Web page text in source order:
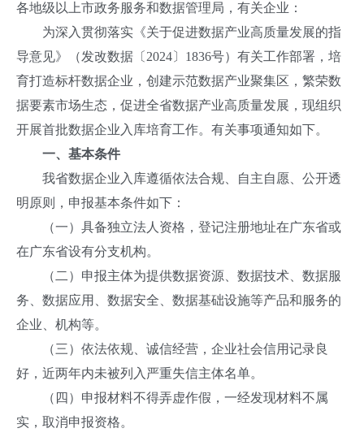
各地级以上市政务服务和数据管理局，有关企业：
为深入贯彻落实《关于促进数据产业高质量发展的指
导意见》（发改数据〔2024〕1836号）有关工作部署，培
育打造标杆数据企业，创建示范数据产业聚集区，繁荣数
据要素市场生态，促进全省数据产业高质量发展，现组织
开展首批数据企业入库培育工作。有关事项通知如下。
一、基本条件
我省数据企业入库遵循依法合规、自主自愿、公开透
明原则，申报基本条件如下：
（一）具备独立法人资格，登记注册地址在广东省或
在广东省设有分支机构。
（二）申报主体为提供数据资源、数据技术、数据服
务、数据应用、数据安全、数据基础设施等产品和服务的
企业、机构等。
（三）依法依规、诚信经营，企业社会信用记录良
好，近两年内未被列入严重失信主体名单。
（四）申报材料不得弄虚作假，一经发现材料不属
实，取消申报资格。